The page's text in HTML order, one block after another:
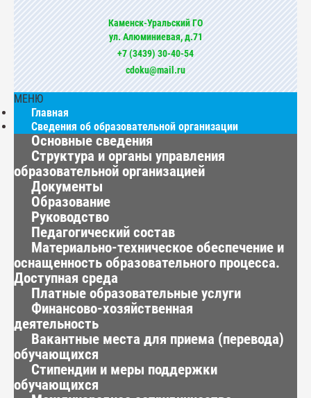
Каменск-Уральский ГО
ул. Алюминиевая, д.71
+7 (3439) 30-40-54
cdoku@mail.ru
МЕНЮ
Главная
Сведения об образовательной организации
Основные сведения
Структура и органы управления
образовательной организацией
Документы
Образование
Руководство
Педагогический состав
Материально-техническое обеспечение и
оснащенность образовательного процесса.
Доступная среда
Платные образовательные услуги
Финансово-хозяйственная
деятельность
Вакантные места для приема (перевода)
обучающихся
Стипендии и меры поддержки
обучающихся